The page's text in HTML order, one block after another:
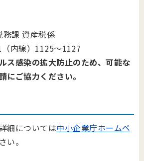
務課 資産税係
内線）1125～1127
ス感染の拡大防止のため、可能な
にご協力ください。
細については中小企業庁ホームペ
い。